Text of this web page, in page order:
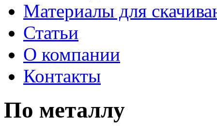
Материалы для
Статьи
О компании
Контакты
По металлу